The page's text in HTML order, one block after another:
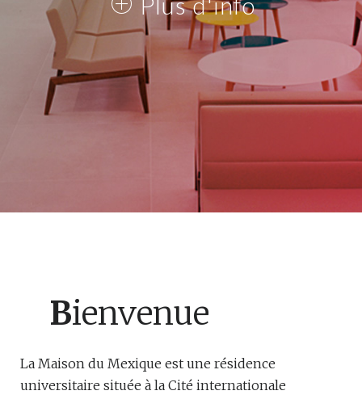
Bienvenue
La Maison du Mexique est une résidence
universitaire située à la Cité internationale